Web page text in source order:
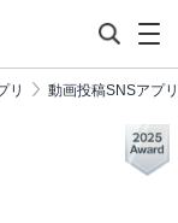
リ 動画投稿SNSアプリ